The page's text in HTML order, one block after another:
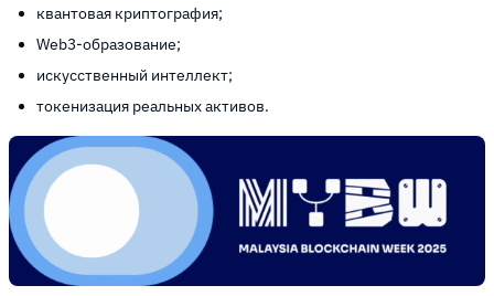
квантовая криптография;
Web3-образование;
искусственный интеллект;
токенизация реальных активов.